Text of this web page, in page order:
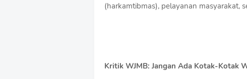
(harkamtibmas), pelayanan masyarakat,
Kritik WJMB: Jangan Ada Kotak-Kotak